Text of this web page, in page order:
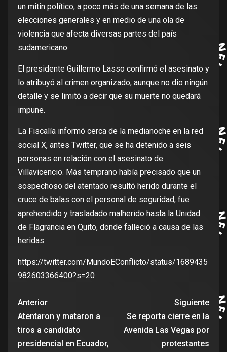
un mitin político, a poco más de una semana de las
elecciones generales y en medio de una ola de
violencia que afecta diversas partes del país
sudamericano.
El presidente Guillermo Lasso confirmó el asesinato y
lo atribuyó al crimen organizado, aunque no dio ningún
detalle y se limitó a decir que su muerte no quedará
impune.
La Fiscalía informó cerca de la medianoche en la red
social X, antes Twitter, que se ha detenido a seis
personas en relación con el asesinato de
Villavicencio. Más temprano había precisado que un
sospechoso del atentado resultó herido durante el
cruce de balas con el personal de seguridad, fue
aprehendido y trasladado malherido hasta la Unidad
de Flagrancia en Quito, donde falleció a causa de las
heridas.
https://twitter.com/MundoEConflicto/status/1689435
982603366400?s=20
Anterior
Atentaron y mataron a
tiros a candidato
presidencial en Ecuador,
Siguiente
Se reporta cierre en la
Avenida Las Vegas por
protestantes